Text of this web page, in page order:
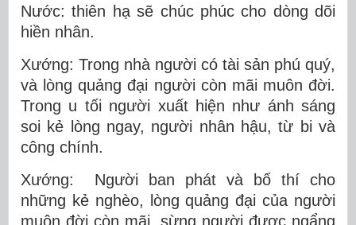
Nước: thiên hạ sẽ chúc phúc cho dòng dõi
hiền nhân.
Xướng: Trong nhà người có tài sản phú quý,
và lòng quảng đại người còn mãi muôn đời.
Trong u tối người xuất hiện như ánh sáng
soi kẻ lòng ngay, người nhân hậu, từ bi và
công chính.
Xướng: Người ban phát và bố thí cho
những kẻ nghèo, lòng quảng đại của người
muôn đời còn mãi, sừng người được ngẩng